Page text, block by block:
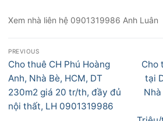
Xem nhà liên hệ 0901319986 Anh Luân
Điều
hướng
bài
viết
PREVIOUS
Previous
post:
Cho thuê CH Phú Hoàng
Anh, Nhà Bè, HCM, DT
230m2 giá 20 tr/th, đầy đủ
nội thất, LH 0901319986
Next
post:
Cho
tại